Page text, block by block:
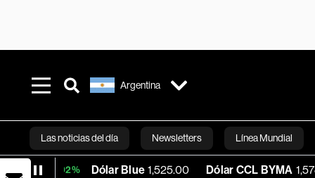
Argentina
Las noticias del día Newsletters Línea Mundial
Bloomberg
Dólar Blue 1,525.00 Dólar CCL BYMA 1,578.74